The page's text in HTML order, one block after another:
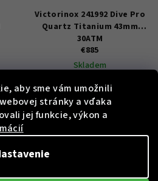
aby sme vám umožnili
stránky a vďaka
jej funkcie, výkon a
Victorinox 241992 Dive Pro
Quartz Titanium 43mm
30ATM
€885
Skladem
Do košíka